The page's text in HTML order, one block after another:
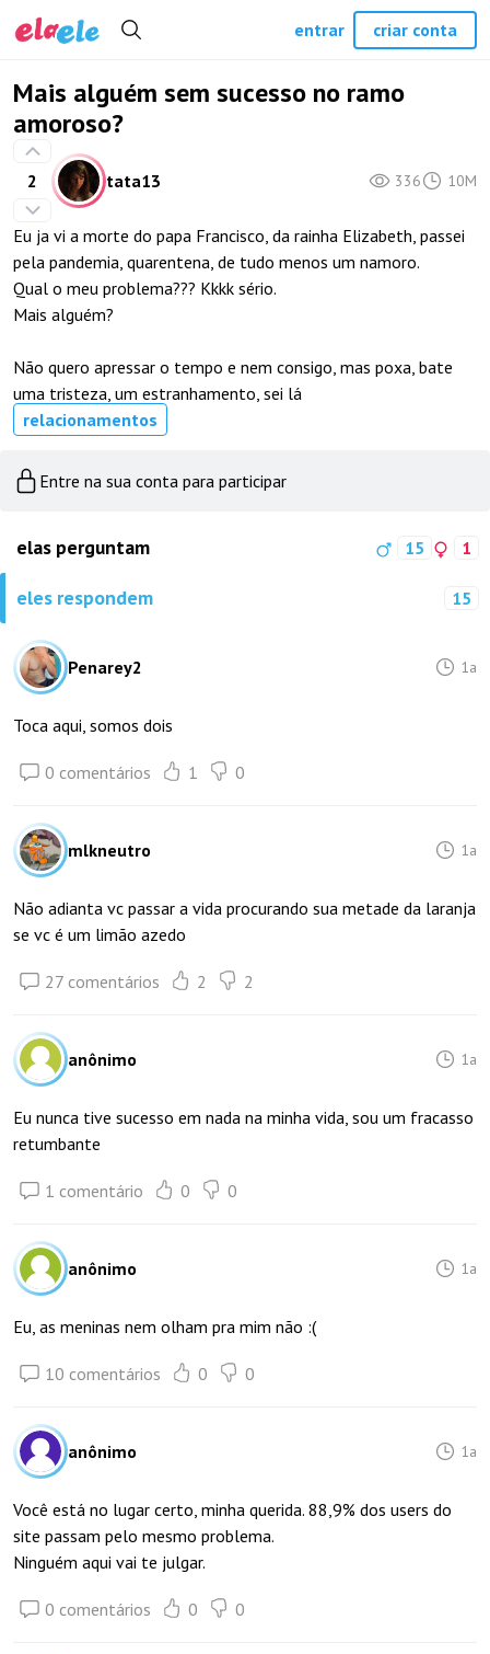
Mais alguém sem sucesso no ramo
amoroso?
2 tata13 336 10M
Eu ja vi a morte do papa Francisco, da rainha Elizabeth, passei
pela pandemia, quarentena, de tudo menos um namoro.
Qual o meu problema??? Kkkk sério.
Mais alguém?
Não quero apressar o tempo e nem consigo, mas poxa, bate
uma tristeza, um estranhamento, sei lá
relacionamentos
Entre na sua conta para participar
elas perguntam 15 1
eles respondem 15
Penarey2 1a
Toca aqui, somos dois
0 comentários 1 0
mlkneutro 1a
Não adianta vc passar a vida procurando sua metade da laranja
se vc é um limão azedo
27 comentários 2 2
anônimo 1a
Eu nunca tive sucesso em nada na minha vida, sou um fracasso
retumbante
1 comentário 0 0
anônimo 1a
Eu, as meninas nem olham pra mim não :(
10 comentários 0 0
anônimo 1a
Você está no lugar certo, minha querida. 88,9% dos users do
site passam pelo mesmo problema.
Ninguém aqui vai te julgar.
0 comentários 0 0
entrar criar conta